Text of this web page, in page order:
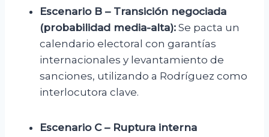
Escenario B – Transición negociada
(probabilidad media-alta): Se pacta un
calendario electoral con garantías
internacionales y levantamiento de
sanciones, utilizando a Rodríguez como
interlocutora clave.
Escenario C – Ruptura interna